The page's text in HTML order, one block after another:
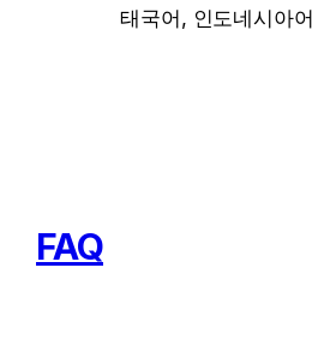
태국어, 인도네시아어
FAQ